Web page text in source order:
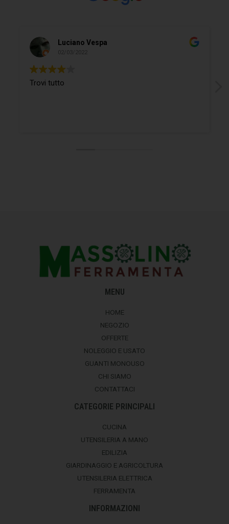
Luciano Vespa
02/03/2022
Trovi tutto
MENU
HOME
NEGOZIO
OFFERTE
NOLEGGIO E USATO
GUANTI MONOUSO
CHI SIAMO
CONTATTACI
CATEGORIE PRINCIPALI
CUCINA
UTENSILERIA A MANO
EDILIZIA
GIARDINAGGIO E AGRICOLTURA
UTENSILERIA ELETTRICA
FERRAMENTA
INFORMAZIONI